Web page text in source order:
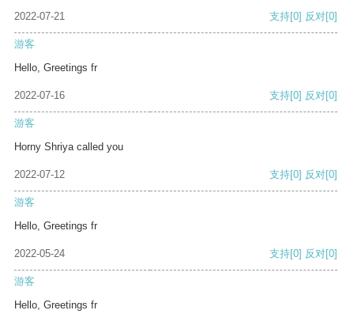
2022-07-21 支持[0] 反对[0]
游客
Hello, Greetings fr
2022-07-16 支持[0] 反对[0]
游客
Horny Shriya called you
2022-07-12 支持[0] 反对[0]
游客
Hello, Greetings fr
2022-05-24 支持[0] 反对[0]
游客
Hello, Greetings fr